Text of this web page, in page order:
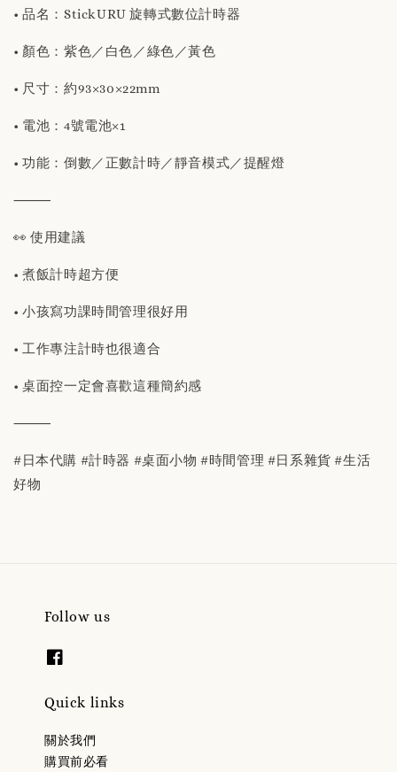
• 品名：StickURU 旋轉式數位計時器
• 顏色：紫色／白色／綠色／黃色
• 尺寸：約93×30×22mm
• 電池：4號電池×1
• 功能：倒數／正數計時／靜音模式／提醒燈
⸻
👀 使用建議
• 煮飯計時超方便
• 小孩寫功課時間管理很好用
• 工作專注計時也很適合
• 桌面控一定會喜歡這種簡約感
⸻
#日本代購 #計時器 #桌面小物 #時間管理 #日系雜貨 #生活
好物
Follow us
Quick links
關於我們
購買前必看